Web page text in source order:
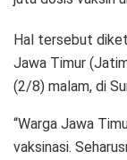
Hal tersebut
Jawa Timur
(2/8) malam, di
“Warga Jawa
vaksinasi.